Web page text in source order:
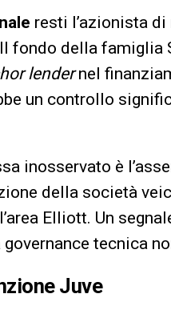
resti l’azionista
fondo della famiglia
lendernel
un controllo
inosservato è
della società
Elliott. Un
tecnica
Juve